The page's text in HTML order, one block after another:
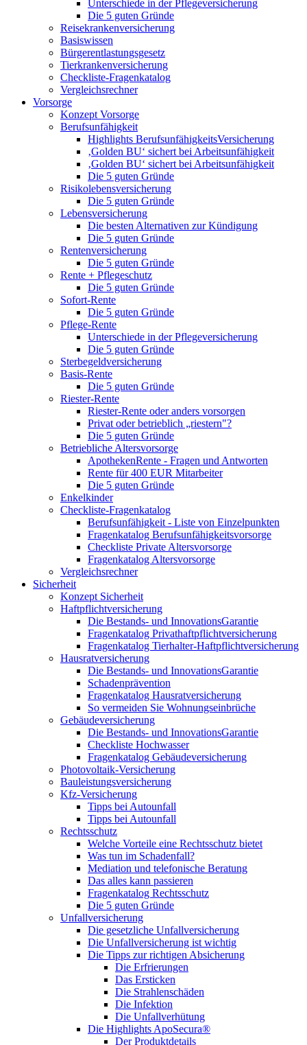
Unterschiede in der Pflegeversicherung
Die 5 guten Gründe
Reisekrankenversicherung
Basiswissen
Bürgerentlastungsgesetz
Tierkrankenversicherung
Checkliste-Fragenkatalog
Vergleichsrechner
Vorsorge
Konzept Vorsorge
Berufsunfähigkeit
Highlights BerufsunfähigkeitsVersicherung
‚Golden BU‘ sichert bei Arbeitsunfähigkeit
‚Golden BU‘ sichert bei Arbeitsunfähigkeit
Die 5 guten Gründe
Risikolebensversicherung
Die 5 guten Gründe
Lebensversicherung
Die besten Alternativen zur Kündigung
Die 5 guten Gründe
Rentenversicherung
Die 5 guten Gründe
Rente + Pflegeschutz
Die 5 guten Gründe
Sofort-Rente
Die 5 guten Gründe
Pflege-Rente
Unterschiede in der Pflegeversicherung
Die 5 guten Gründe
Sterbegeldversicherung
Basis-Rente
Die 5 guten Gründe
Riester-Rente
Riester-Rente oder anders vorsorgen
Privat oder betrieblich „riestern"?
Die 5 guten Gründe
Betriebliche Altersvorsorge
ApothekenRente - Fragen und Antworten
Rente für 400 EUR Mitarbeiter
Die 5 guten Gründe
Enkelkinder
Checkliste-Fragenkatalog
Berufsunfähigkeit - Liste von Einzelpunkten
Fragenkatalog Berufsunfähigkeitsvorsorge
Checkliste Private Altersvorsorge
Fragenkatalog Altersvorsorge
Vergleichsrechner
Sicherheit
Konzept Sicherheit
Haftpflichtversicherung
Die Bestands- und InnovationsGarantie
Fragenkatalog Privathaftpflichtversicherung
Fragenkatalog Tierhalter-Haftpflichtversicherung
Hausratversicherung
Die Bestands- und InnovationsGarantie
Schadenprävention
Fragenkatalog Hausratversicherung
So vermeiden Sie Wohnungseinbrüche
Gebäudeversicherung
Die Bestands- und InnovationsGarantie
Checkliste Hochwasser
Fragenkatalog Gebäudeversicherung
Photovoltaik-Versicherung
Bauleistungsversicherung
Kfz-Versicherung
Tipps bei Autounfall
Tipps bei Autounfall
Rechtsschutz
Welche Vorteile eine Rechtsschutz bietet
Was tun im Schadenfall?
Mediation und telefonische Beratung
Das alles kann passieren
Fragenkatalog Rechtsschutz
Die 5 guten Gründe
Unfallversicherung
Die gesetzliche Unfallversicherung
Die Unfallversicherung ist wichtig
Die Tipps zur richtigen Absicherung
Die Erfrierungen
Das Ersticken
Die Strahlenschäden
Die Infektion
Die Unfallverhütung
Die Highlights ApoSecura®
Der Produktdetails